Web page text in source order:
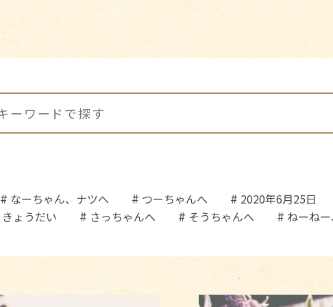
なーちゃん、ナツへ つーちゃんへ
2020年6月25日
きょうだい さっちゃんへ そうちゃんへ ねーね